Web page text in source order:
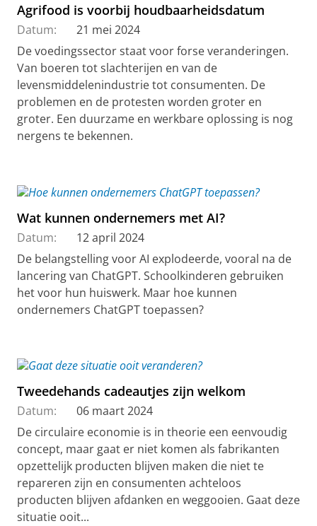
Agrifood is voorbij houdbaarheidsdatum
Datum:
21 mei 2024
De voedingssector staat voor forse veranderingen.
Van boeren tot slachterijen en van de
levensmiddelenindustrie tot consumenten. De
problemen en de protesten worden groter en
groter. Een duurzame en werkbare oplossing is nog
nergens te bekennen.
Wat kunnen ondernemers met AI?
Datum:
12 april 2024
De belangstelling voor AI explodeerde, vooral na de
lancering van ChatGPT. Schoolkinderen gebruiken
het voor hun huiswerk. Maar hoe kunnen
ondernemers ChatGPT toepassen?
Tweedehands cadeautjes zijn welkom
Datum:
06 maart 2024
De circulaire economie is in theorie een eenvoudig
concept, maar gaat er niet komen als fabrikanten
opzettelijk producten blijven maken die niet te
repareren zijn en consumenten achteloos
producten blijven afdanken en weggooien. Gaat deze
situatie ooit...